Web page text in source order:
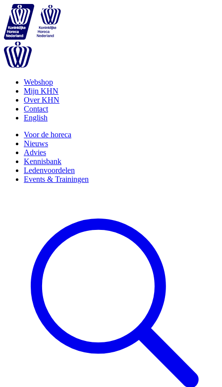
Webshop
Mijn KHN
Over KHN
Contact
English
Voor de horeca
Nieuws
Advies
Kennisbank
Ledenvoordelen
Events & Trainingen